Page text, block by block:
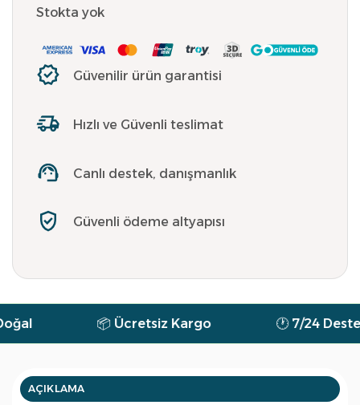
Stokta yok
Güvenilir ürün garantisi
Hızlı ve Güvenli teslimat
Canlı destek, danışmanlık
Güvenli ödeme altyapısı
📦 Ücretsiz Kargo 🕐 7/24 Destek
AÇIKLAMA